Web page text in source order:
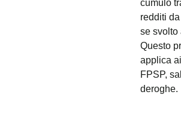
cumulo
redditi
se svolto
Questo
applica
FPSP,
deroghe.